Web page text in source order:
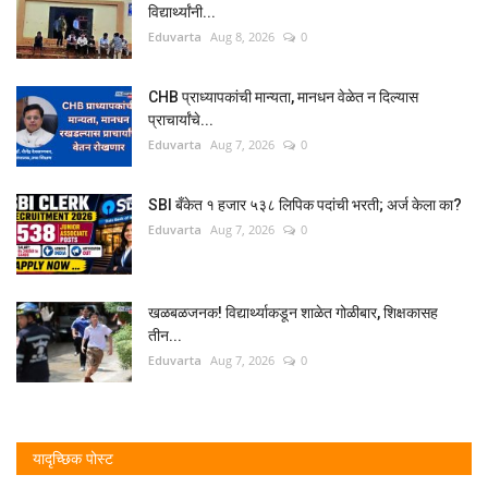
विद्यार्थ्यांनी...
Eduvarta Aug 8, 2026 0
CHB प्राध्यापकांची मान्यता, मानधन वेळेत न दिल्यास
प्राचार्यांचे...
Eduvarta Aug 7, 2026 0
SBI बँकेत १ हजार ५३८ लिपिक पदांची भरती; अर्ज केला का?
Eduvarta Aug 7, 2026 0
खळबळजनक! विद्यार्थ्याकडून शाळेत गोळीबार, शिक्षकासह
तीन...
Eduvarta Aug 7, 2026 0
यादृच्छिक पोस्ट